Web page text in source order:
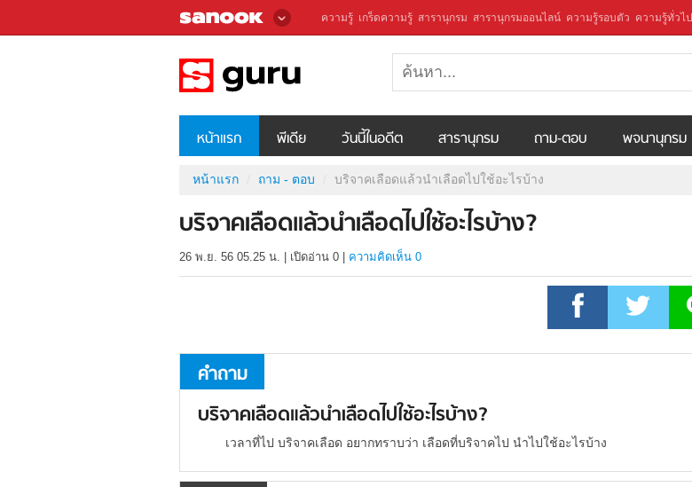
ความรู้ เกร็ดความรู้ สารานุกรม สารานุกรมออนไลน์ ความรู้รอบตัว ความรู้ทั่วไป
หน้าแรก พีเดีย วันนี้ในอดีต สารานุกรม ถาม-ตอบ พจนานุกรม
หน้าแรก ถาม - ตอบ บริจาคเลือดแล้วนำเลือดไปใช้อะไรบ้าง
บริจาคเลือดแล้วนำเลือดไปใช้อะไรบ้าง?
26 พ.ย. 56 05.25 น. เปิดอ่าน 0 ความคิดเห็น 0
คำถาม
บริจาคเลือดแล้วนำเลือดไปใช้อะไรบ้าง?
เวลาที่ไป บริจาคเลือด อยากทราบว่า เลือดที่บริจาคไป นำไปใช้อะไรบ้าง